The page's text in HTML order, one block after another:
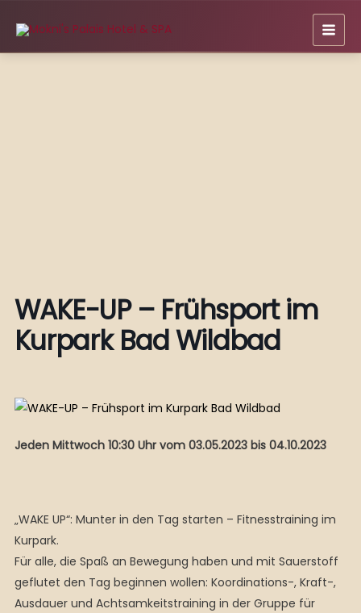
Inhalt
springen
WAKE-UP – Frühsport im
Kurpark Bad Wildbad
Jeden Mittwoch 10:30 Uhr vom 03.05.2023 bis 04.10.2023
„WAKE UP“: Munter in den Tag starten – Fitnesstraining im
Kurpark.
Für alle, die Spaß an Bewegung haben und mit Sauerstoff
geflutet den Tag beginnen wollen: Koordinations-, Kraft-,
Ausdauer und Achtsamkeitstraining in der Gruppe für